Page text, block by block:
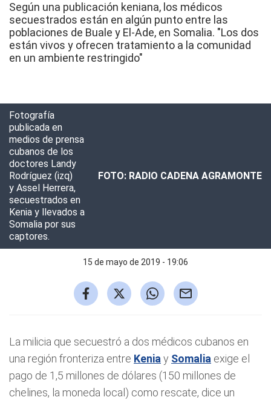
Según una publicación keniana, los médicos
secuestrados están en algún punto entre las
poblaciones de Buale y El-Ade, en Somalia. "Los dos
están vivos y ofrecen tratamiento a la comunidad
en un ambiente restringido"
Fotografía
publicada en
medios de prensa
cubanos de los
doctores Landy
Rodríguez (izq)
y Assel Herrera,
secuestrados en
Kenia y llevados a
Somalia por sus
captores.
FOTO: RADIO CADENA AGRAMONTE
15 de mayo de 2019 - 19:06
La milicia que secuestró a dos médicos cubanos en
una región fronteriza entre Keniay Somalia exige el
pago de 1,5 millones de dólares (150 millones de
chelines, la moneda local) como rescate, dice un